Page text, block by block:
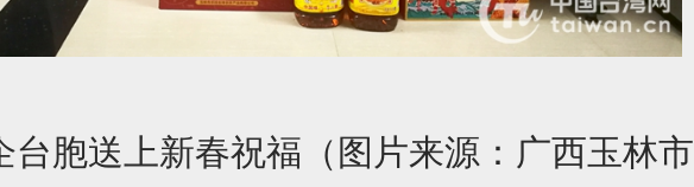
台胞送上新春祝福（图片来源：广西玉林市